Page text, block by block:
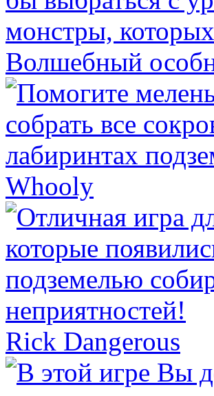
Волшебный
Whooly
Rick Dangerous